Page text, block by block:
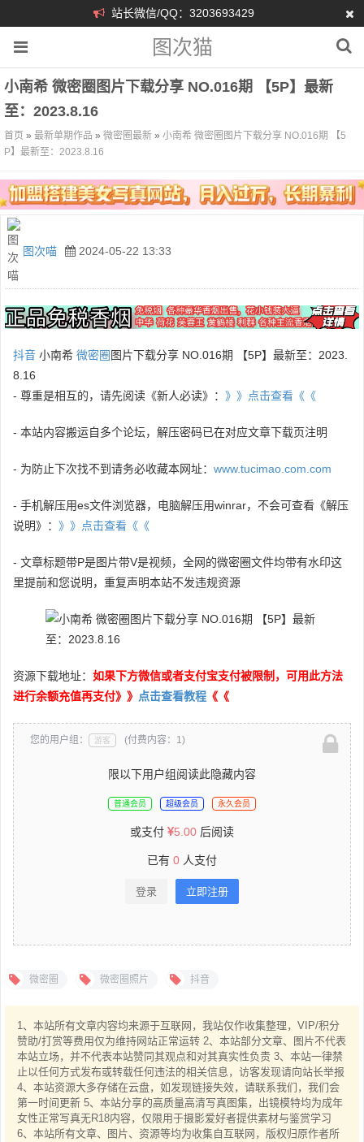
站长微信/QQ：3203693429
图次猫
小南希 微密圈图片下载分享 NO.016期 【5P】最新
至：2023.8.16
首页 » 最新单期作品 » 微密圈最新 » 小南希 微密圈图片下载分享 NO.016期 【5
P】最新至：2023.8.16
图次喵 2024-05-22 13:33
抖音 小南希 微密圈 图片下载分享 NO.016期 【5P】最新至：2023.
8.16
- 尊重是相互的，请先阅读《新人必读》： 》》点击查看《《
- 本站内容搬运自多个论坛，解压密码已在对应文章下载页注明
- 为防止下次找不到请务必收藏本网址： www.tucimao.com.com
- 手机解压用es文件浏览器，电脑解压用winrar，不会可查看《解压
说明》： 》》点击查看《《
- 文章标题带P是图片带V是视频，全网的微密圈文件均带有水印这
里提前和您说明，重复声明本站不发违规资源
资源下载地址： 如果下方微信或者支付宝支付被限制，可用此方法
进行余额充值再支付》》 点击查看教程 《《
您的用户组： 游客 (付费内容：1)
限以下用户组阅读此隐藏内容
普通会员 超级会员 永久会员
或支付 5.00 后阅读
已有 0 人支付
登录 立即注册
微密圈 微密圈照片 抖音
1、本站所有文章内容均来源于互联网，我站仅作收集整理，VIP/积分
赞助/打赏等费用仅为维持网站正常运转 2、本站部分文章、图片不代表
本站立场，并不代表本站赞同其观点和对其真实性负责 3、本站一律禁
止以任何方式发布或转载任何违法的相关信息，访客发现请向站长举报
4、本站资源大多存储在云盘，如发现链接失效，请联系我们，我们会
第一时间更新 5、本站分享的高质量高清写真图集，出镜模特均为成年
女性正常写真无R18内容，仅限用于摄影爱好者提供素材与鉴赏学习
6、本站所有文章、图片、资源等均为收集自互联网，版权归原作者所